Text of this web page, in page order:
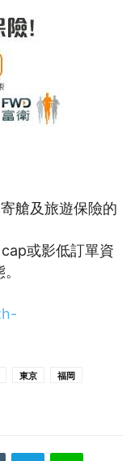
艙及旅遊保險的
或影低訂單資
東京
福岡